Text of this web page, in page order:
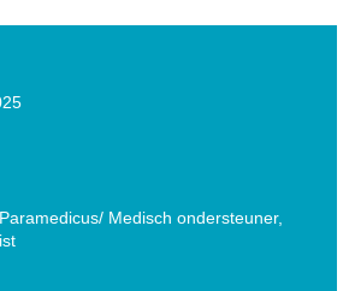
Medisch ondersteuner,